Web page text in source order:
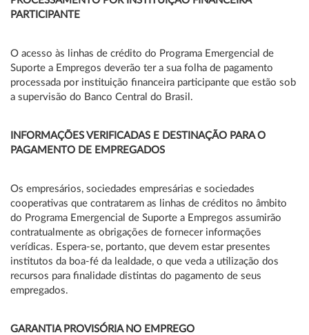
PARTICIPANTE
O acesso às linhas de crédito do Programa Emergencial de
Suporte a Empregos deverão ter a sua folha de pagamento
processada por instituição financeira participante que estão sob
a supervisão do Banco Central do Brasil.
INFORMAÇÕES VERIFICADAS E DESTINAÇÃO PARA O
PAGAMENTO DE EMPREGADOS
Os empresários, sociedades empresárias e sociedades
cooperativas que contratarem as linhas de créditos no âmbito
do Programa Emergencial de Suporte a Empregos assumirão
contratualmente as obrigações de fornecer informações
verídicas. Espera-se, portanto, que devem estar presentes
institutos da boa-fé da lealdade, o que veda a utilização dos
recursos para finalidade distintas do pagamento de seus
empregados.
GARANTIA PROVISÓRIA NO EMPREGO